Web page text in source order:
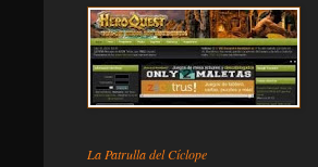
La Patrulla del Cíclope